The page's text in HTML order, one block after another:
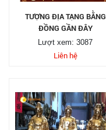
TƯỢNG ĐỊA TẠNG BẰNG
ĐỒNG GẦN ĐÂY
Lượt xem: 3087
Liên hệ